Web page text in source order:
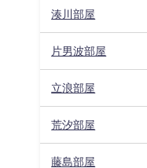
湊川部屋
片男波部屋
立浪部屋
荒汐部屋
藤島部屋